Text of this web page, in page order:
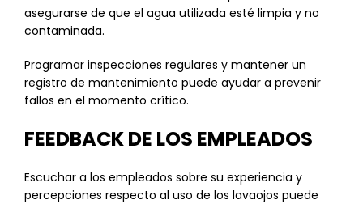
asegurarse de que el agua utilizada esté limpia y no
contaminada.
Programar inspecciones regulares y mantener un
registro de mantenimiento puede ayudar a prevenir
fallos en el momento crítico.
FEEDBACK DE LOS EMPLEADOS
Escuchar a los empleados sobre su experiencia y
percepciones respecto al uso de los lavaojos puede